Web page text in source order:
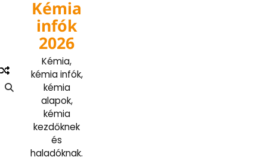
Kémia
infók
2026
Kémia,
kémia infók,
kémia
alapok,
kémia
kezdőknek
és
haladóknak.